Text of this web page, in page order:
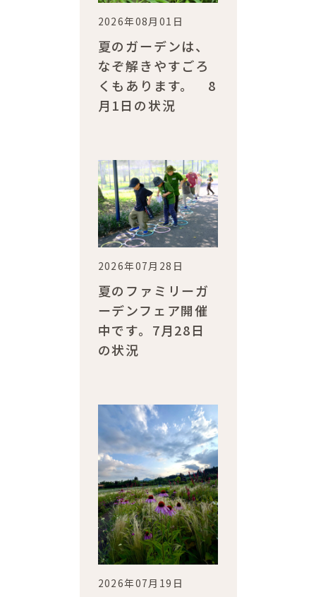
2026年08月01日
夏のガーデンは、
なぞ解きやすごろ
くもあります。 8
月1日の状況
2026年07月28日
夏のファミリーガ
ーデンフェア開催
中です。7月28日
の状況
2026年07月19日